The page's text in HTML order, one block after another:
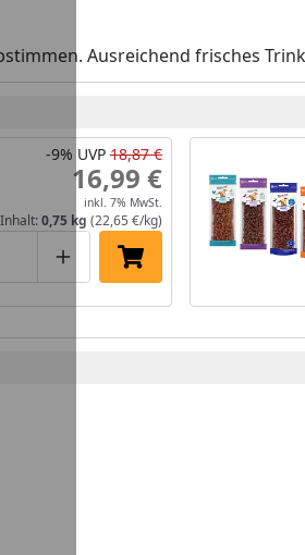
Ausreichend frisches
um eins verringern
manuell eingeben
Produktmenge um eins
In den
-9% UVP 18,87 €
16,99 €
inkl. 7% MwSt.
Inhalt:0,75 kg (22,65 €/kg)